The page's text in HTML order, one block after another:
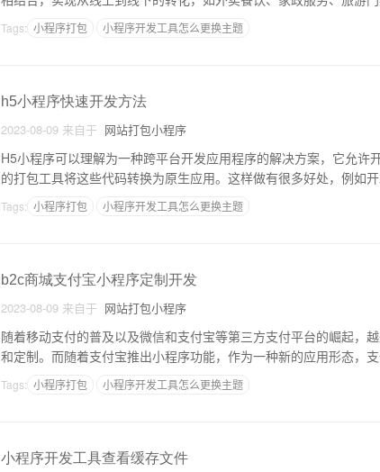
速崛起，并成为中国互联网领域的热点话题之
Tags: 小程序打包 小程序开发工具怎么更换主题
h5小程序快速开发方法
2023-08-09 来自于 网站打包小程序
H5小程序可以理解为一种跨平台开发应用程序的解决方案，它允许
的打包工具将这些代码转换为原生应用。这样做有很多好处，例如
的技术栈，同时在多平台上运行性能也有所提升。下面介绍一下如
Tags: 小程序打包 小程序开发工具怎么更换主题
b2c商城支付宝小程序定制开发
2023-08-09 来自于 网站打包小程序
随着移动支付的普及以及微信和支付宝等第三方支付平台的崛起，
和定制。而随着支付宝推出小程序功能，作为一种新的应用形态，
下面将结合B2C商城，详细介绍支付宝小程序的定制开发原理以及
Tags: 小程序打包 小程序开发工具怎么更换主题
小程序开发工具查看缓存文件